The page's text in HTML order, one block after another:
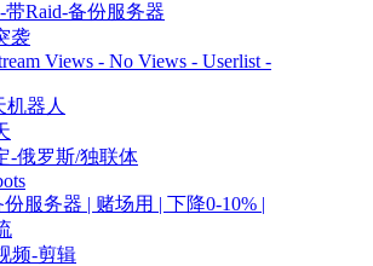
Raid-备份服务器
袭
Views - No Views - Userlist -
器人
-俄罗斯/独联体
服务器 | 赌场用 | 下降0-10% |
频-剪辑